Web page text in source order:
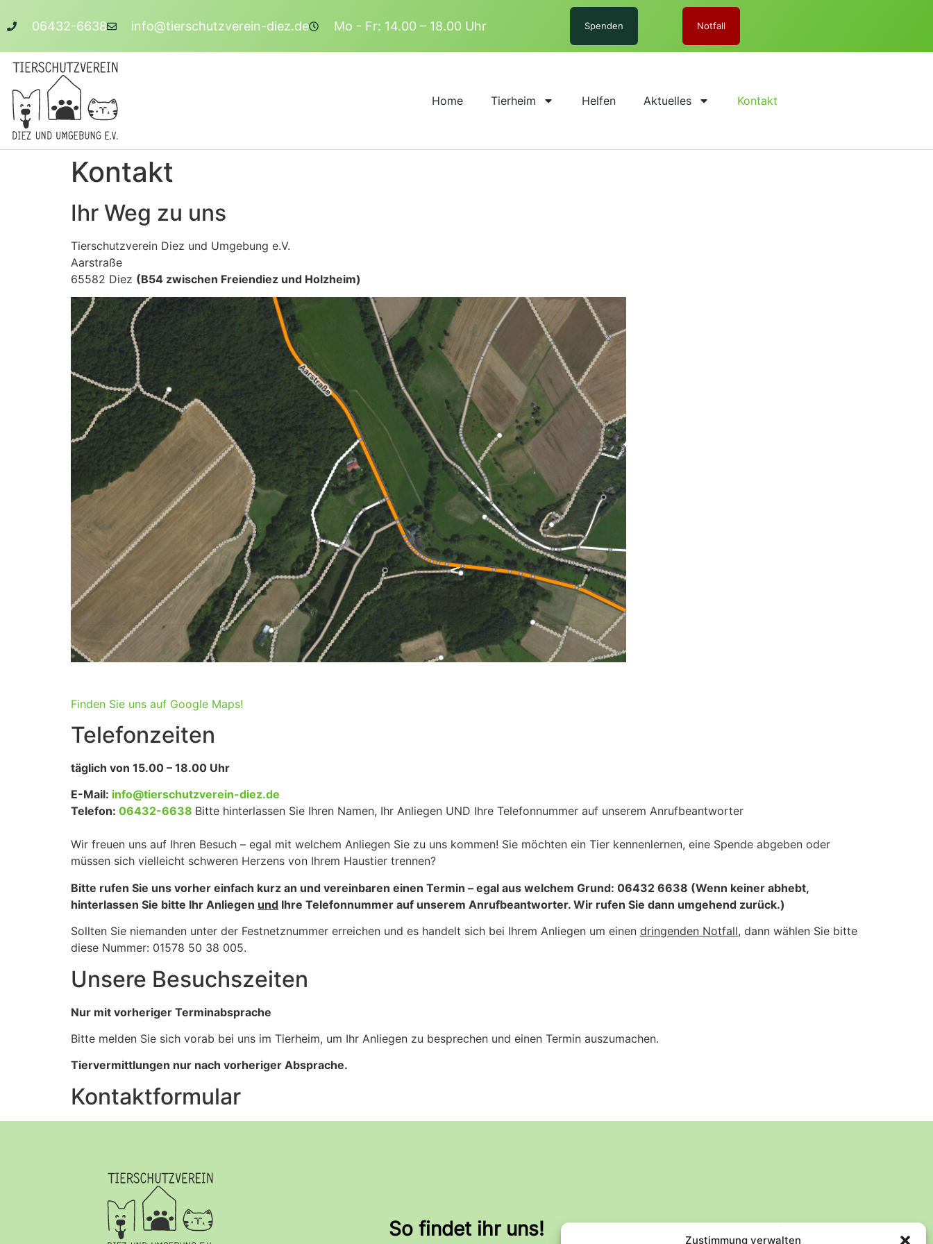
Zustimmung verwalten
06432-6638 info@tierschutzverein-diez.de Mo - Fr: 14.00 – 18.00 Uhr Spenden Notfall
Home Tierheim Helfen Aktuelles Kontakt
Kontakt
Ihr Weg zu uns
Tierschutzverein Diez und Umgebung e.V.
Aarstraße
65582 Diez (B54 zwischen Freiendiez und Holzheim)
Finden Sie uns auf Google Maps!
Telefonzeiten
täglich von 15.00 – 18.00 Uhr
E-Mail: info@tierschutzverein-diez.de
Telefon: 06432-6638 Bitte hinterlassen Sie Ihren Namen, Ihr Anliegen UND Ihre Telefonnummer auf unserem Anrufbeantworter
Wir freuen uns auf Ihren Besuch – egal mit welchem Anliegen Sie zu uns kommen! Sie möchten ein Tier kennenlernen, eine Spende abgeben oder
müssen sich vielleicht schweren Herzens von Ihrem Haustier trennen?
Bitte rufen Sie uns vorher einfach kurz an und vereinbaren einen Termin – egal aus welchem Grund: 06432 6638 (Wenn keiner abhebt,
hinterlassen Sie bitte Ihr Anliegen und Ihre Telefonnummer auf unserem Anrufbeantworter. Wir rufen Sie dann umgehend zurück.)
Sollten Sie niemanden unter der Festnetznummer erreichen und es handelt sich bei Ihrem Anliegen um einen dringenden Notfall, dann wählen Sie bitte
diese Nummer: 01578 50 38 005.
Unsere Besuchszeiten
Nur mit vorheriger Terminabsprache
Bitte melden Sie sich vorab bei uns im Tierheim, um Ihr Anliegen zu besprechen und einen Termin auszumachen.
Tiervermittlungen nur nach vorheriger Absprache.
Kontaktformular
So findet ihr uns! Rechtliches